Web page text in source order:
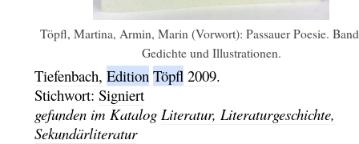
Töpfl, Martina, Armin, Marin (Vorwort): Passauer Poesie.
Gedichte und Illustrationen.
Tiefenbach, Edition Töpfl 2009.
Stichwort: Signiert
gefunden im Katalog Literatur, Literaturgeschichte,
Sekundärliteratur